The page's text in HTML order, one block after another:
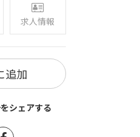
求人情報
追加
シェアする